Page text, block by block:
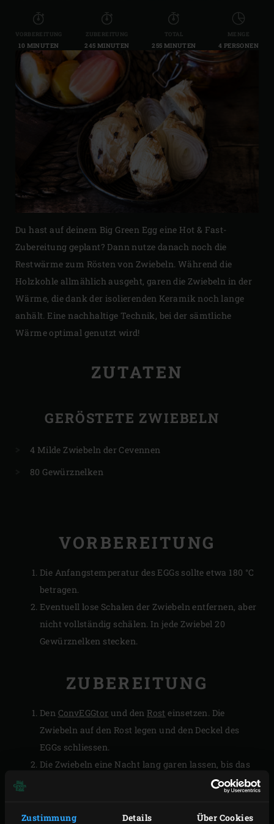
Zustimmung Details Über Cookies
VORBEREITUNG
10 MINUTEN
ZUBEREITUNG
245 MINUTEN
TOTAL
255 MINUTEN
MENGE
4 PERSONEN
Du hast auf deinem Big Green Egg eine Hot & Fast-
Zubereitung geplant? Dann nutze danach noch die
Restwärme zum Rösten von Zwiebeln. Während die
Holzkohle allmählich ausgeht, garen die Zwiebeln in der
Wärme, die dank der isolierenden Keramik noch lange
anhält. Eine nachhaltige Technik, bei der sämtliche
Wärme optimal genutzt wird!
ZUTATEN
GERÖSTETE ZWIEBELN
4 Milde Zwiebeln der Cevennen
80 Gewürznelken
VORBEREITUNG
Die Anfangstemperatur des EGGs sollte etwa 180 °C
betragen.
Eventuell lose Schalen der Zwiebeln entfernen, aber
nicht vollständig schälen. In jede Zwiebel 20
Gewürznelken stecken.
ZUBEREITUNG
Den ConvEGGtor und denRost einsetzen. Die
Zwiebeln auf den Rost legen und den Deckel des
EGGs schliessen.
Die Zwiebeln eine Nacht lang garen lassen, bis das
EGG vollständig abgekühlt und die Wärme auf die
Die Zwiebeln aus dem EGG nehmen.